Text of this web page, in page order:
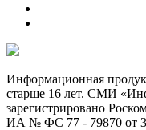
Информационная
старше 16 лет. СМИ
зарегистрировано
ИА № ФС 77 - 79870 от